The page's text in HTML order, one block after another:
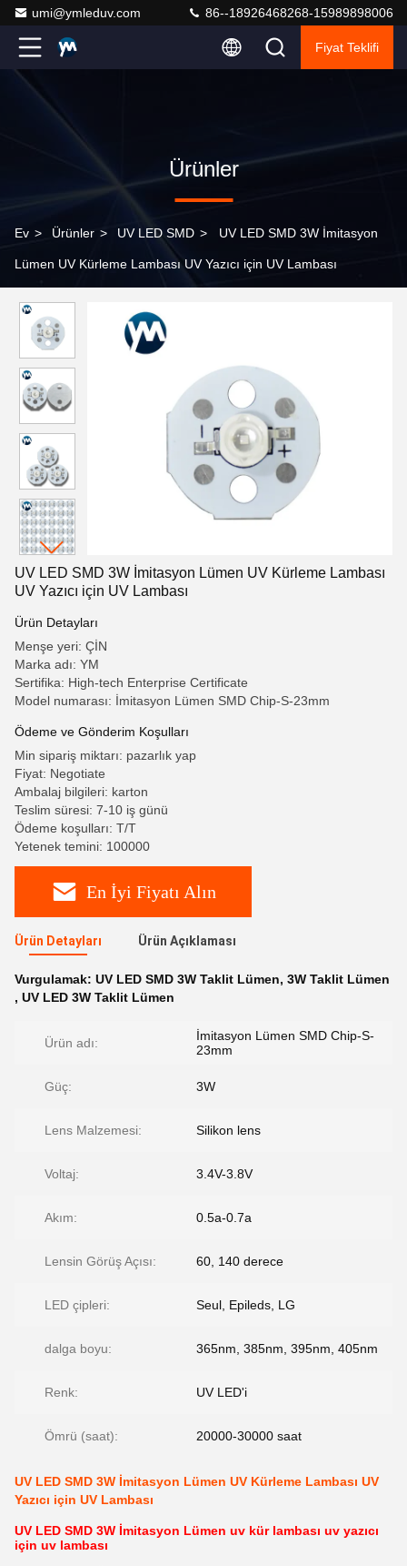
umi@ymleduv.com 86--18926468268-15989898006
Fiyat Teklifi
Ürünler
Ev > Ürünler > UV LED SMD > UV LED SMD 3W İmitasyon
Lümen UV Kürleme Lambası UV Yazıcı için UV Lambası
UV LED SMD 3W İmitasyon Lümen UV Kürleme Lambası
UV Yazıcı için UV Lambası
Ürün Detayları
Menşe yeri: ÇİN
Marka adı: YM
Sertifika: High-tech Enterprise Certificate
Model numarası: İmitasyon Lümen SMD Chip-S-23mm
Ödeme ve Gönderim Koşulları
Min sipariş miktarı: pazarlık yap
Fiyat: Negotiate
Ambalaj bilgileri: karton
Teslim süresi: 7-10 iş günü
Ödeme koşulları: T/T
Yetenek temini: 100000
En İyi Fiyatı Alın
Ürün Detayları Ürün Açıklaması
Vurgulamak: UV LED SMD 3W Taklit Lümen, 3W Taklit Lümen
, UV LED 3W Taklit Lümen
Ürün adı:
İmitasyon Lümen SMD Chip-S-
23mm
Güç: 3W
Lens Malzemesi: Silikon lens
Voltaj: 3.4V-3.8V
Akım: 0.5a-0.7a
Lensin Görüş Açısı: 60, 140 derece
LED çipleri: Seul, Epileds, LG
dalga boyu: 365nm, 385nm, 395nm, 405nm
Renk: UV LED'i
Ömrü (saat): 20000-30000 saat
UV LED SMD 3W İmitasyon Lümen UV Kürleme Lambası UV
Yazıcı için UV Lambası
UV LED SMD 3W İmitasyon Lümen uv kür lambası uv yazıcı
için uv lambası